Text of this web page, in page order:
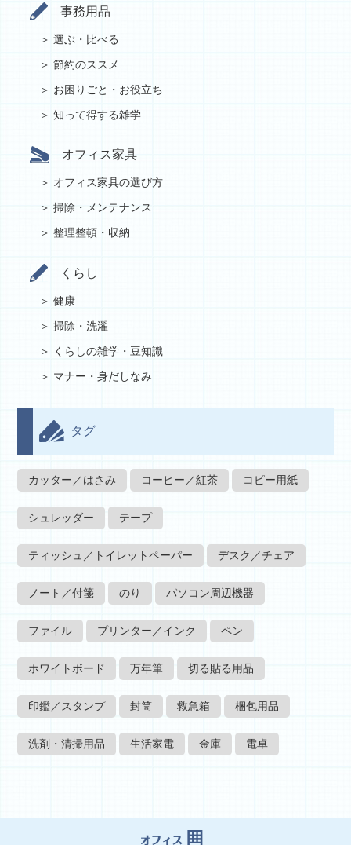
事務用品
選ぶ・比べる
節約のススメ
お困りごと・お役立ち
知って得する雑学
オフィス家具
オフィス家具の選び方
掃除・メンテナンス
整理整頓・収納
くらし
健康
掃除・洗濯
くらしの雑学・豆知識
マナー・身だしなみ
タグ
カッター／はさみ コーヒー／紅茶 コピー用紙
シュレッダー テープ
ティッシュ／トイレットペーパー デスク／チェア
ノート／付箋 のり パソコン周辺機器
ファイル プリンター／インク ペン
ホワイトボード 万年筆 切る貼る用品
印鑑／スタンプ 封筒 救急箱 梱包用品
洗剤・清掃用品 生活家電 金庫 電卓